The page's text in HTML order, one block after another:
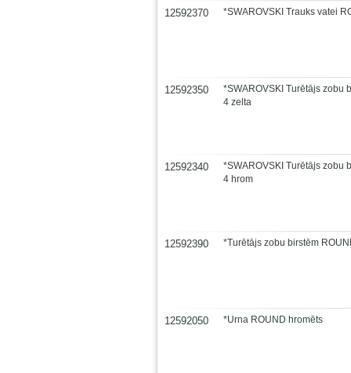
12592370 *SWAROVSKI Trauks vatei
12592350
*SWAROVSKI Turētājs zobu
4 zelta
12592340
*SWAROVSKI Turētājs zobu
4 hrom
12592390 *Turētājs zobu birstēm
12592050 *Urna ROUND hromēts